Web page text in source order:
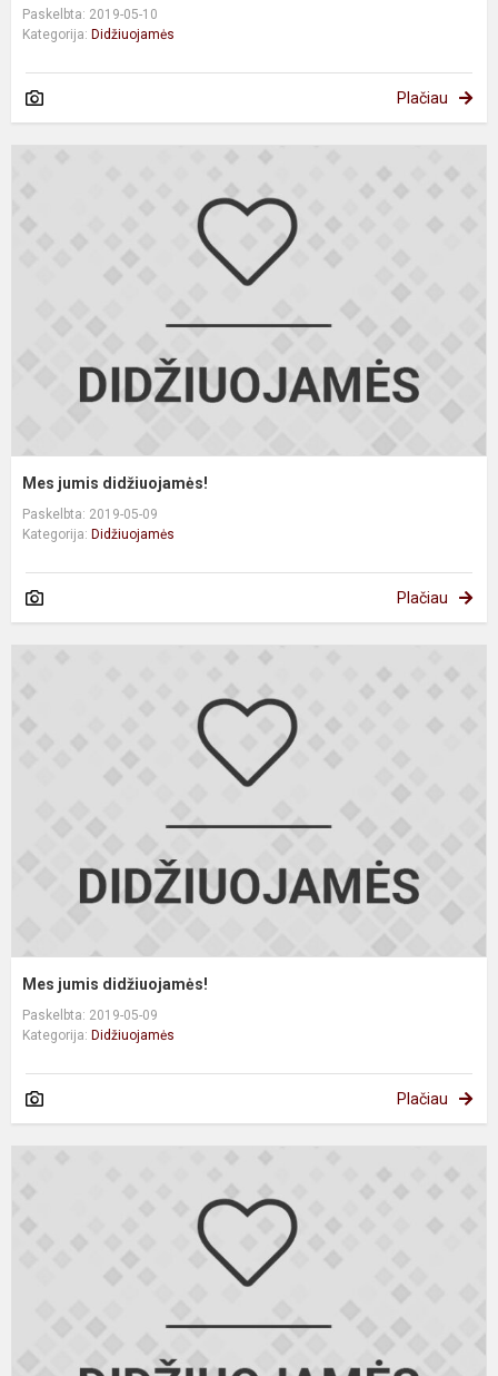
Paskelbta: 2019-05-10
Kategorija: Didžiuojamės
Plačiau
Mes jumis didžiuojamės!
Paskelbta: 2019-05-09
Kategorija: Didžiuojamės
Plačiau
Mes jumis didžiuojamės!
Paskelbta: 2019-05-09
Kategorija: Didžiuojamės
Plačiau